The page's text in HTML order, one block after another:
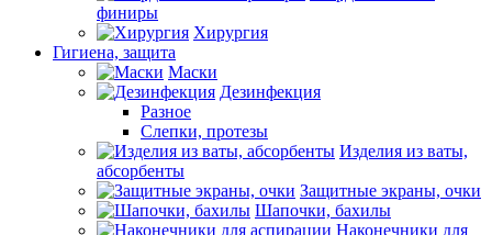
финиры
Хирургия
Гигиена, защита
Маски
Дезинфекция
Разное
Слепки, протезы
Изделия из ваты,
абсорбенты
Защитные экраны, очки
Шапочки, бахилы
Наконечники для